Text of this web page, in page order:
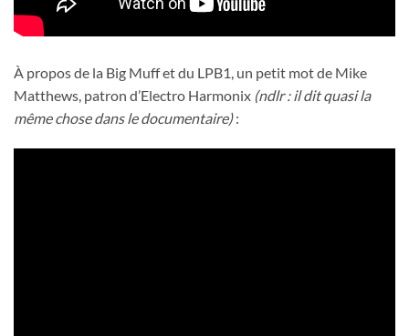
À propos de la Big Muff et du LPB1, un petit mot de Mike
Matthews, patron d’Electro Harmonix (ndlr : il dit quasi la
même chose dans le documentaire):